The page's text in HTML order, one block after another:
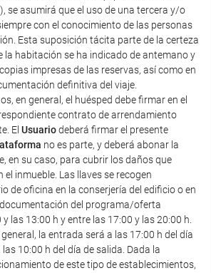
se asumirá que el uso de una tercera y/o
con el conocimiento de las personas
Esta suposición tácita parte de la certeza
la habitación se ha indicado de antemano y
impresas de las reservas, así como en
definitiva del viaje.
en general, el huésped debe firmar en el
contrato de arrendamiento
El Usuariodeberá firmar el presente
no es parte, y deberá abonar la
en su caso, para cubrir los daños que
inmueble. Las llaves se recogen
de oficina en la conserjería del edificio o en
del programa/oferta
las 13:00 h y entre las 17:00 y las 20:00 h.
la entrada será a las 17:00 h del día
10:00 h del día de salida. Dada la
de este tipo de establecimientos,